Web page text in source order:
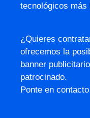
tecnológicos más
¿Quieres
ofrecemos la
banner
patrocinado.
Ponte en